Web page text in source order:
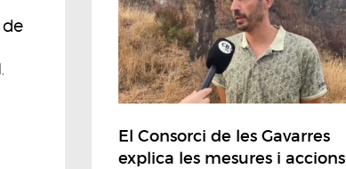
de
El Consorci de les Gavarres
explica les mesures i accions